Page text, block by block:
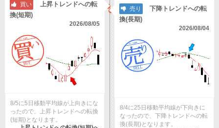
買い
上昇トレンドへの転
換(短期)
2026/08/05
8/5に5日移動平均線が上向きにな
ったので、上昇トレンドへの転換
(短期)となります。
売り
下降トレンドへの転
換(長期)
2026/08/04
8/4に25日移動平均線が下向きに
なったので、下降トレンドへの転
換(長期)となります。